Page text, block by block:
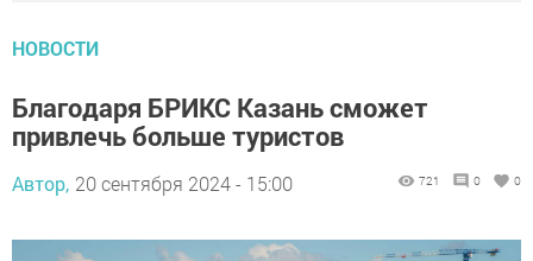
НОВОСТИ
Благодаря БРИКС Казань сможет
привлечь больше туристов
Автор, 20 сентября 2024 - 15:00 721 0 0